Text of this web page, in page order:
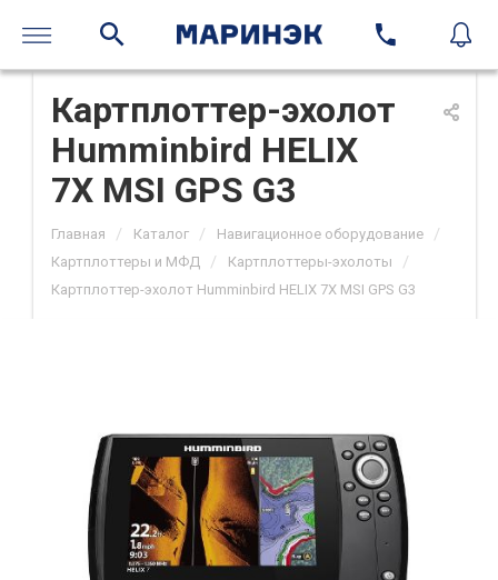
Картплоттер-эхолот
Humminbird HELIX
7X MSI GPS G3
Главная / Каталог / Навигационное оборудование /
Картплоттеры и МФД / Картплоттеры-эхолоты /
Картплоттер-эхолот Humminbird HELIX 7X MSI GPS G3